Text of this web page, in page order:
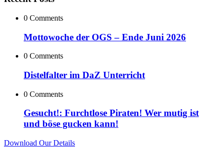
0 Comments
Mottowoche der OGS – Ende Juni 2026
0 Comments
Distelfalter im DaZ Unterricht
0 Comments
Gesucht!: Furchtlose Piraten! Wer mutig ist
und böse gucken kann!
Download Our Details